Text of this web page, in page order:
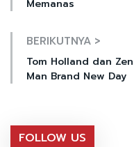
Memanas
BERIKUTNYA >
Tom Holland dan
Man Brand New Day
FOLLOW US